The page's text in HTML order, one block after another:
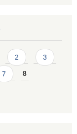
2 3
7 8